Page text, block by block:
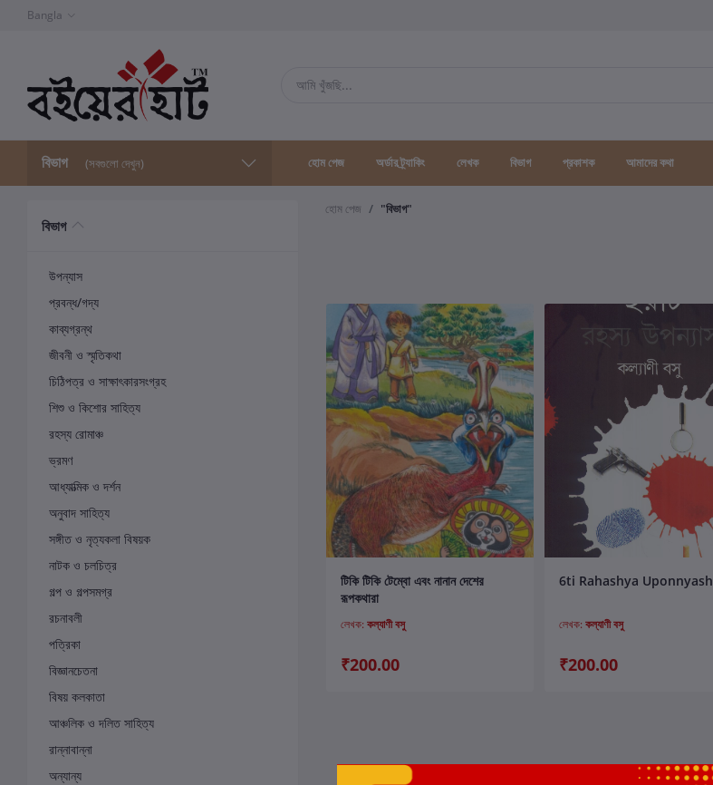
Bangla
বিভাগ (সবগুলো দেখুন) হোম পেজ অর্ডার ট্র্যাকিং লেখক বিভাগ প্রকাশক আমাদের কথা
বিভাগ
উপন্যাস
প্রবন্ধ/গদ্য
কাব্যগ্রন্থ
জীবনী ও স্মৃতিকথা
চিঠিপত্র ও সাক্ষাৎকারসংগ্রহ
শিশু ও কিশোর সাহিত্য
রহস্য রোমাঞ্চ
ভ্রমণ
আধ্যাত্মিক ও দর্শন
অনুবাদ সাহিত্য
সঙ্গীত ও নৃত্যকলা বিষয়ক
নাটক ও চলচিত্র
গল্প ও গল্পসমগ্র
রচনাবলী
পত্রিকা
বিজ্ঞানচেতনা
বিষয় কলকাতা
আঞ্চলিক ও দলিত সাহিত্য
রান্নাবান্না
অন্যান্য
হোম পেজ
"বিভাগ"
কার্টে যোগ করুন
টিকি টিকি টেম্বো এবং নানান দেশের
রূপকথারা
লেখক: কল্যাণী বসু
₹200.00
কার্টে যোগ করুন
6ti Rahashya Uponnyash
লেখক: কল্যাণী বসু
₹200.00